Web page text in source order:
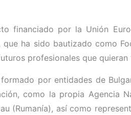
financiado por la Unión
ha sido bautizado como
profesionales que
por entidades de
como la propia Agencia
(Rumanía), así como